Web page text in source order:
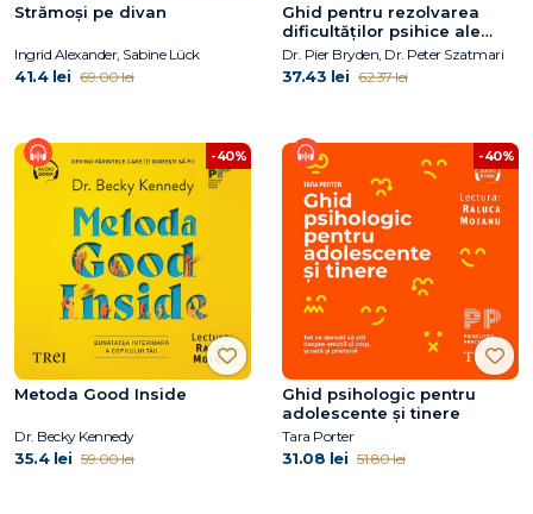
Strămoși pe divan
Ingrid Alexander, Sabine Lück
41.4 lei 69.00 lei
Ghid pentru rezolvarea
dificultăților psihice ale
copiilor și adolescenților
Dr. Pier Bryden, Dr. Peter Szatmari
37.43 lei 62.37 lei
-40%
Metoda Good Inside
Dr. Becky Kennedy
35.4 lei 59.00 lei
-40%
Ghid psihologic pentru
adolescente și tinere
Tara Porter
31.08 lei 51.80 lei